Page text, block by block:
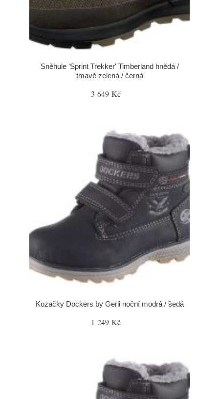
Sněhule 'Sprint Trekker' Timberland hnědá /
tmavě zelená / černá
3 649 Kč
Kozačky Dockers by Gerli noční modrá / šedá
1 249 Kč